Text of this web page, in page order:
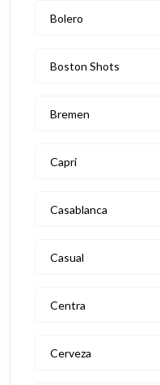
Bolero
Boston Shots
Bremen
Capri
Casablanca
Casual
Centra
Cerveza